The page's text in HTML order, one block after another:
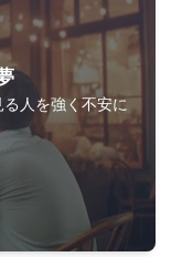
人を強く不安に